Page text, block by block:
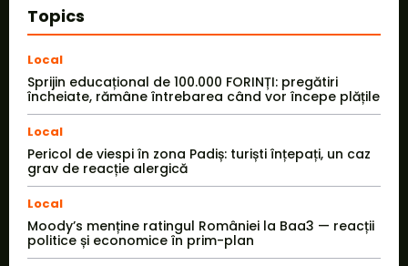
Topics
Local
Sprijin educațional de 100.000 FORINȚI: pregătiri
încheiate, rămâne întrebarea când vor începe plățile
Local
Pericol de viespi în zona Padiș: turiști înțepați, un caz
grav de reacție alergică
Local
Moody’s menține ratingul României la Baa3 — reacții
politice și economice în prim-plan